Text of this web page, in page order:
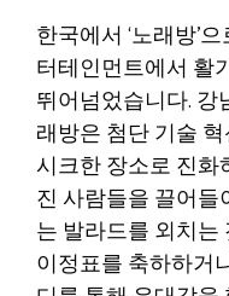
한국에서 ‘노래방’
터테인먼트에서 활
뛰어넘었습니다.
래방은 첨단 기술
시크한 장소로 진
진 사람들을 끌어
는 발라드를 외치
이정표를 축하하거